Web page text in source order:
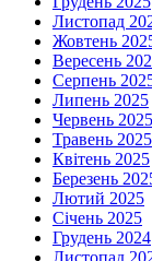
Листопад
Жовтень
Вересень
Серпень
Липень 2025
Червень 2025
Травень 2025
Квітень 2025
Березень
Лютий 2025
Січень 2025
Грудень 2024